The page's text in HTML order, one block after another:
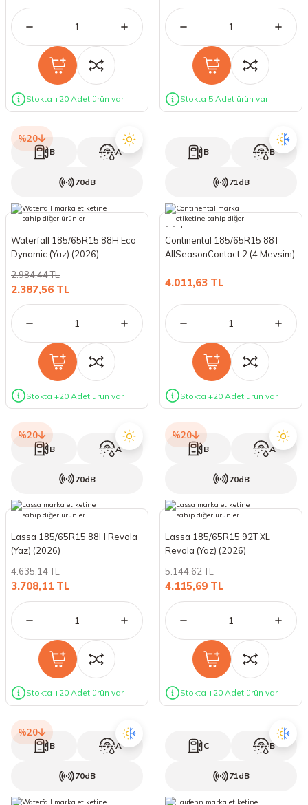
Stokta +20 Adet ürün var Stokta 5 Adet ürün var
%20
B A
70dB
Waterfall 185/65R15 88H Eco
Dynamic (Yaz) (2026)
2.387,56 TL
2.984,44 TL
Stokta +20 Adet ürün var
B B
71dB
Continental 185/65R15 88T
AllSeasonContact 2 (4 Mevsim)
4.011,63 TL
Stokta +20 Adet ürün var
%20
B A
70dB
Lassa 185/65R15 88H Revola
(Yaz) (2026)
3.708,11 TL
4.635,14 TL
Stokta +20 Adet ürün var
%20
B A
70dB
Lassa 185/65R15 92T XL
Revola (Yaz) (2026)
4.115,69 TL
5.144,62 TL
Stokta +20 Adet ürün var
%20
B A
70dB
C B
71dB